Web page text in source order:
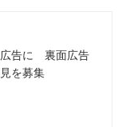
広告に 裏面広告
を募集